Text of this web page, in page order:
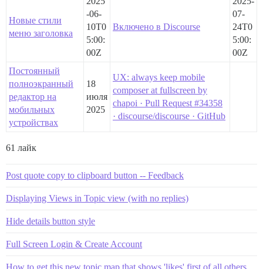
Новые стили
меню заголовка
-06-
10T0
5:00:
00Z
Включено в Discourse
07-
24T0
5:00:
00Z
Постоянный
полноэкранный
редактор на
мобильных
устройствах
18
июля
2025
UX: always keep mobile
composer at fullscreen by
chapoi · Pull Request #34358
· discourse/discourse · GitHub
61 лайк
Post quote copy to clipboard button -- Feedback
Displaying Views in Topic view (with no replies)
Hide details button style
Full Screen Login & Create Account